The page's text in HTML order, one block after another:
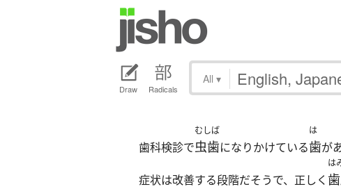
Draw Radicals
All ▾
歯科検診で
むしば
虫歯になりかけている
は
歯が
症状は改善する段階だそうで、正しく
は